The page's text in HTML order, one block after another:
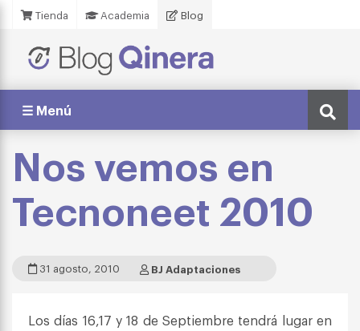
Tienda Academia Blog
☰ Menú
Nos vemos en
Tecnoneet 2010
31 agosto, 2010 BJ Adaptaciones
Los días 16,17 y 18 de Septiembre tendrá lugar en